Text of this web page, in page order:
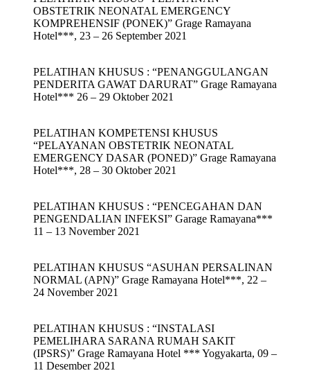
OBSTETRIK NEONATAL EMERGENCY
KOMPREHENSIF (PONEK)” Grage Ramayana
Hotel***, 23 – 26 September 2021
PELATIHAN KHUSUS : “PENANGGULANGAN
PENDERITA GAWAT DARURAT” Grage Ramayana
Hotel*** 26 – 29 Oktober 2021
PELATIHAN KOMPETENSI KHUSUS
“PELAYANAN OBSTETRIK NEONATAL
EMERGENCY DASAR (PONED)” Grage Ramayana
Hotel***, 28 – 30 Oktober 2021
PELATIHAN KHUSUS : “PENCEGAHAN DAN
PENGENDALIAN INFEKSI” Garage Ramayana***
11 – 13 November 2021
PELATIHAN KHUSUS “ASUHAN PERSALINAN
NORMAL (APN)” Grage Ramayana Hotel***, 22 –
24 November 2021
PELATIHAN KHUSUS : “INSTALASI
PEMELIHARA SARANA RUMAH SAKIT
(IPSRS)” Grage Ramayana Hotel *** Yogyakarta, 09 –
11 Desember 2021